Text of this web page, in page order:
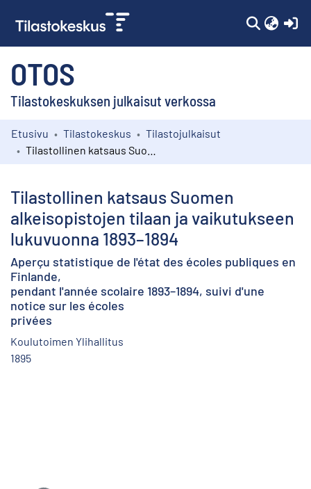
OTOS
Tilastokeskuksen julkaisut verkossa
Kokoelmat
Etusivu Tilastokeskus
Tilastojulkaisut
Tilastollinen katsaus Suomen
alkeisopistojen tilaan ja vaikutukseen
lukuvuonna 1893–1894
Aperçu statistique de l'état des écoles publiques en
Finlande,
pendant l'année scolaire 1893–1894, suivi d'une
notice sur les écoles
privées
Koulutoimen Ylihallitus
1895